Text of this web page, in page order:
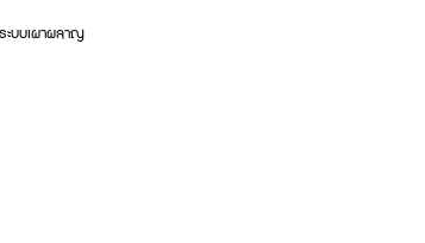
ะบบเผาผลาญ